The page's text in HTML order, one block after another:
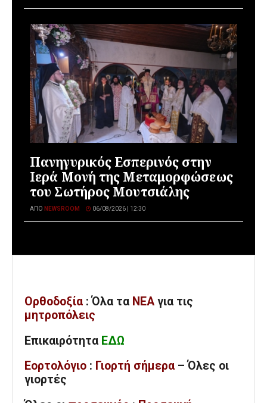
Πανηγυρικός Εσπερινός στην
Ιερά Μονή της Μεταμορφώσεως
του Σωτήρος Μουτσιάλης
ΑΠΌ NEWSROOM 06/08/2026 | 12:30
Ορθοδοξία : Όλα τα ΝΕΑ για τις
μητροπόλεις
Επικαιρότητα ΕΔΩ
Εορτολόγιο : Γιορτή σήμερα – Όλες οι
γιορτές